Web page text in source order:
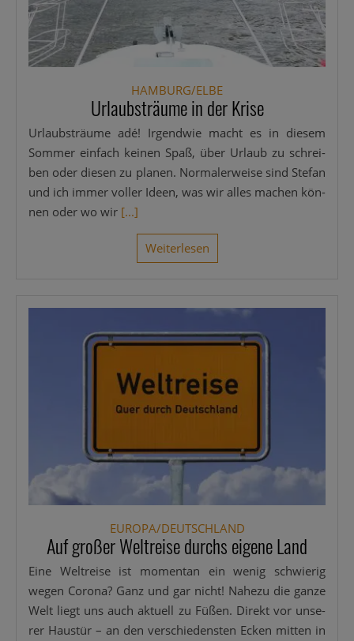
HAMBURG/ELBE
Urlaubsträume in der Krise
Urlaubs­träu­me adé! Irgend­wie macht es in die­sem
Som­mer ein­fach kei­nen Spaß, über Urlaub zu schrei­
ben oder die­sen zu pla­nen. Nor­ma­ler­wei­se sind Ste­fan
und ich immer vol­ler Ideen, was wir alles machen kön­
nen oder wo wir [...]
Wei­ter­le­sen
EUROPA/DEUTSCHLAND
Auf großer Weltreise durchs eigene Land
Eine Welt­rei­se ist momen­tan ein wenig schwie­rig
wegen Coro­na? Ganz und gar nicht! Nahe­zu die gan­ze
Welt liegt uns auch aktu­ell zu Füßen. Direkt vor unse­
rer Haus­tür – an den ver­schie­dens­ten Ecken mit­ten in